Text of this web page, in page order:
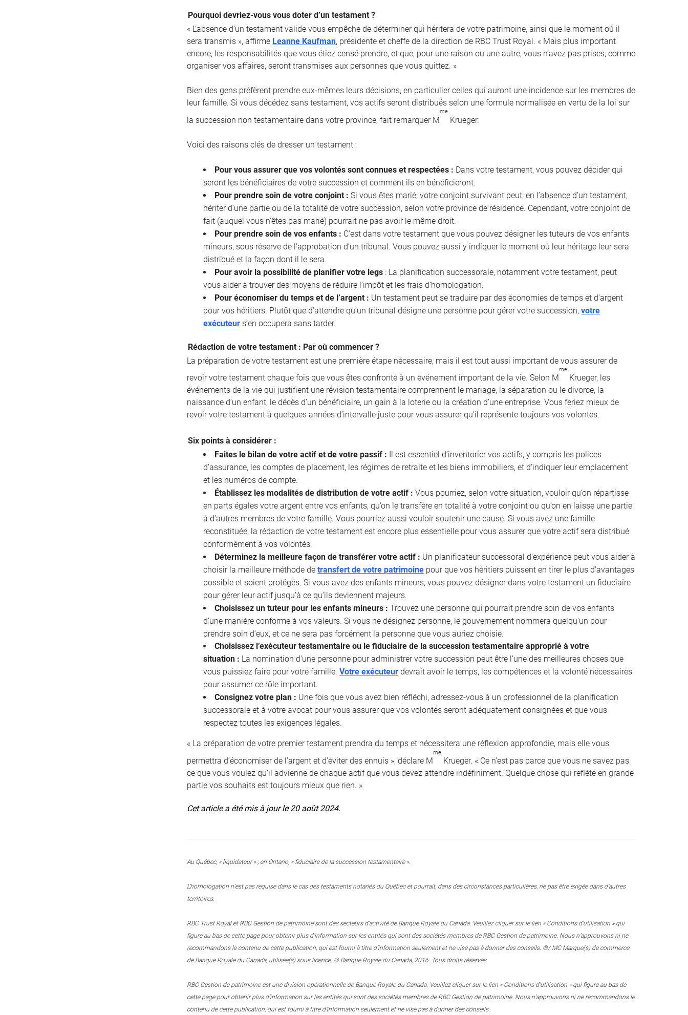
Pourquoi devriez-vous vous doter d’un testament ?
« L’absence d’un testament valide vous empêche de déterminer qui héritera de votre patrimoine, ainsi que le moment où il
sera transmis », affirme Leanne Kaufman, présidente et cheffe de la direction de RBC Trust Royal. « Mais plus important
encore, les responsabilités que vous étiez censé prendre, et que, pour une raison ou une autre, vous n’avez pas prises, comme
organiser vos affaires, seront transmises aux personnes que vous quittez. »
Bien des gens préfèrent prendre eux-mêmes leurs décisions, en particulier celles qui auront une incidence sur les membres de
leur famille. Si vous décédez sans testament, vos actifs seront distribués selon une formule normalisée en vertu de la loi sur
la succession non testamentaire dans votre province, fait remarquer M
me
Krueger.
Voici des raisons clés de dresser un testament :
Pour vous assurer que vos volontés sont connues et respectées : Dans votre testament, vous pouvez décider qui
seront les bénéficiaires de votre succession et comment ils en bénéficieront.
Pour prendre soin de votre conjoint : Si vous êtes marié, votre conjoint survivant peut, en l’absence d’un testament,
hériter d’une partie ou de la totalité de votre succession, selon votre province de résidence. Cependant, votre conjoint de
fait (auquel vous n’êtes pas marié) pourrait ne pas avoir le même droit.
Pour prendre soin de vos enfants : C’est dans votre testament que vous pouvez désigner les tuteurs de vos enfants
mineurs, sous réserve de l’approbation d’un tribunal. Vous pouvez aussi y indiquer le moment où leur héritage leur sera
distribué et la façon dont il le sera.
Pour avoir la possibilité de planifier votre legs : La planification successorale, notamment votre testament, peut
vous aider à trouver des moyens de réduire l’impôt et les frais d’homologation.
Pour économiser du temps et de l’argent : Un testament peut se traduire par des économies de temps et d’argent
pour vos héritiers. Plutôt que d’attendre qu’un tribunal désigne une personne pour gérer votre succession,votre
exécuteur s’en occupera sans tarder.
Rédaction de votre testament : Par où commencer ?
La préparation de votre testament est une première étape nécessaire, mais il est tout aussi important de vous assurer de
revoir votre testament chaque fois que vous êtes confronté à un événement important de la vie. Selon M
me
Krueger, les
événements de la vie qui justifient une révision testamentaire comprennent le mariage, la séparation ou le divorce, la
naissance d’un enfant, le décès d’un bénéficiaire, un gain à la loterie ou la création d’une entreprise. Vous feriez mieux de
revoir votre testament à quelques années d’intervalle juste pour vous assurer qu’il représente toujours vos volontés.
Six points à considérer :
Faites le bilan de votre actif et de votre passif : Il est essentiel d’inventorier vos actifs, y compris les polices
d’assurance, les comptes de placement, les régimes de retraite et les biens immobiliers, et d’indiquer leur emplacement
et les numéros de compte.
Établissez les modalités de distribution de votre actif : Vous pourriez, selon votre situation, vouloir qu’on répartisse
en parts égales votre argent entre vos enfants, qu’on le transfère en totalité à votre conjoint ou qu’on en laisse une partie
à d’autres membres de votre famille. Vous pourriez aussi vouloir soutenir une cause. Si vous avez une famille
reconstituée, la rédaction de votre testament est encore plus essentielle pour vous assurer que votre actif sera distribué
conformément à vos volontés.
Déterminez la meilleure façon de transférer votre actif : Un planificateur successoral d’expérience peut vous aider à
choisir la meilleure méthode detransfert de votre patrimoine pour que vos héritiers puissent en tirer le plus d’avantages
possible et soient protégés. Si vous avez des enfants mineurs, vous pouvez désigner dans votre testament un fiduciaire
pour gérer leur actif jusqu’à ce qu’ils deviennent majeurs.
Choisissez un tuteur pour les enfants mineurs : Trouvez une personne qui pourrait prendre soin de vos enfants
d’une manière conforme à vos valeurs. Si vous ne désignez personne, le gouvernement nommera quelqu’un pour
prendre soin d’eux, et ce ne sera pas forcément la personne que vous auriez choisie.
Choisissez l’exécuteur testamentaire ou le fiduciaire de la succession testamentaire approprié à votre
situation : La nomination d’une personne pour administrer votre succession peut être l’une des meilleures choses que
vous puissiez faire pour votre famille.Votre exécuteur devrait avoir le temps, les compétences et la volonté nécessaires
pour assumer ce rôle important.
Consignez votre plan : Une fois que vous avez bien réfléchi, adressez-vous à un professionnel de la planification
successorale et à votre avocat pour vous assurer que vos volontés seront adéquatement consignées et que vous
respectez toutes les exigences légales.
« La préparation de votre premier testament prendra du temps et nécessitera une réflexion approfondie, mais elle vous
permettra d’économiser de l’argent et d’éviter des ennuis », déclare M
me
Krueger. « Ce n’est pas parce que vous ne savez pas
ce que vous voulez qu’il advienne de chaque actif que vous devez attendre indéfiniment. Quelque chose qui reflète en grande
partie vos souhaits est toujours mieux que rien. »
Cet article a été mis à jour le 20 août 2024.
Au Québec, « liquidateur » ; en Ontario, « fiduciaire de la succession testamentaire ».
L’homologation n’est pas requise dans le cas des testaments notariés du Québec et pourrait, dans des circonstances particulières, ne pas être exigée dans d’autres
territoires.
RBC Trust Royal et RBC Gestion de patrimoine sont des secteurs d’activité de Banque Royale du Canada. Veuillez cliquer sur le lien « Conditions d’utilisation » qui
figure au bas de cette page pour obtenir plus d’information sur les entités qui sont des sociétés membres de RBC Gestion de patrimoine. Nous n’approuvons ni ne
recommandons le contenu de cette publication, qui est fourni à titre d’information seulement et ne vise pas à donner des conseils. ®/ MC Marque(s) de commerce
de Banque Royale du Canada, utilisée(s) sous licence. © Banque Royale du Canada, 2016. Tous droits réservés.
RBC Gestion de patrimoine est une division opérationnelle de Banque Royale du Canada. Veuillez cliquer sur le lien « Conditions d’utilisation » qui figure au bas de
cette page pour obtenir plus d’information sur les entités qui sont des sociétés membres de RBC Gestion de patrimoine. Nous n’approuvons ni ne recommandons le
contenu de cette publication, qui est fourni à titre d’information seulement et ne vise pas à donner des conseils.